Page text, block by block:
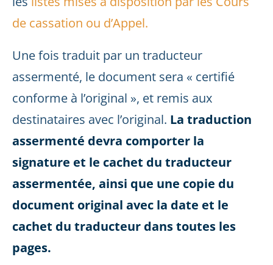
de cassation ou d’Appel.
Une fois traduit par un traducteur
assermenté, le document sera « certifié
conforme à l’original », et remis aux
destinataires avec l’original. La traduction
assermenté devra comporter la
signature et le cachet du traducteur
assermentée, ainsi que une copie du
document original avec la date et le
cachet du traducteur dans toutes les
pages.